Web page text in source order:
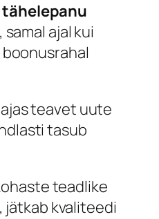
ajal kui
teavet uute
tasub
teadlike
kvaliteedi